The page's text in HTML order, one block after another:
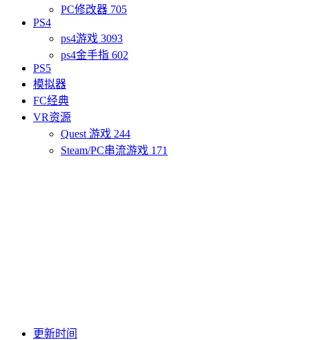
PC修改器 705
PS4
ps4游戏 3093
ps4金手指 602
PS5
模拟器
FC经典
VR资源
Quest 游戏 244
Steam/PC串流游戏 171
更新时间